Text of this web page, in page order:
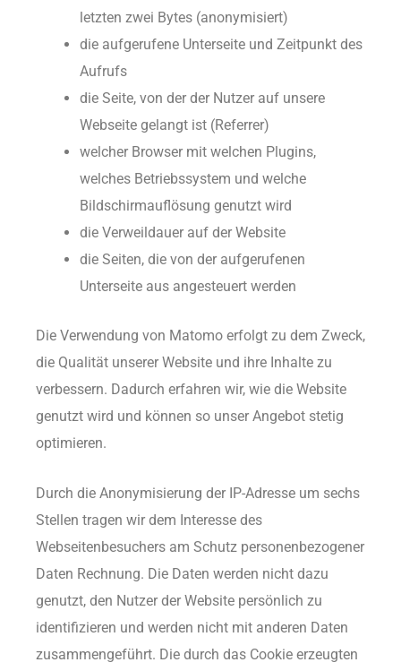
letzten zwei Bytes (anonymisiert)
die aufgerufene Unterseite und Zeitpunkt des
Aufrufs
die Seite, von der der Nutzer auf unsere
Webseite gelangt ist (Referrer)
welcher Browser mit welchen Plugins,
welches Betriebssystem und welche
Bildschirmauflösung genutzt wird
die Verweildauer auf der Website
die Seiten, die von der aufgerufenen
Unterseite aus angesteuert werden
Die Verwendung von Matomo erfolgt zu dem Zweck,
die Qualität unserer Website und ihre Inhalte zu
verbessern. Dadurch erfahren wir, wie die Website
genutzt wird und können so unser Angebot stetig
optimieren.
Durch die Anonymisierung der IP-Adresse um sechs
Stellen tragen wir dem Interesse des
Webseitenbesuchers am Schutz personenbezogener
Daten Rechnung. Die Daten werden nicht dazu
genutzt, den Nutzer der Website persönlich zu
identifizieren und werden nicht mit anderen Daten
zusammengeführt. Die durch das Cookie erzeugten